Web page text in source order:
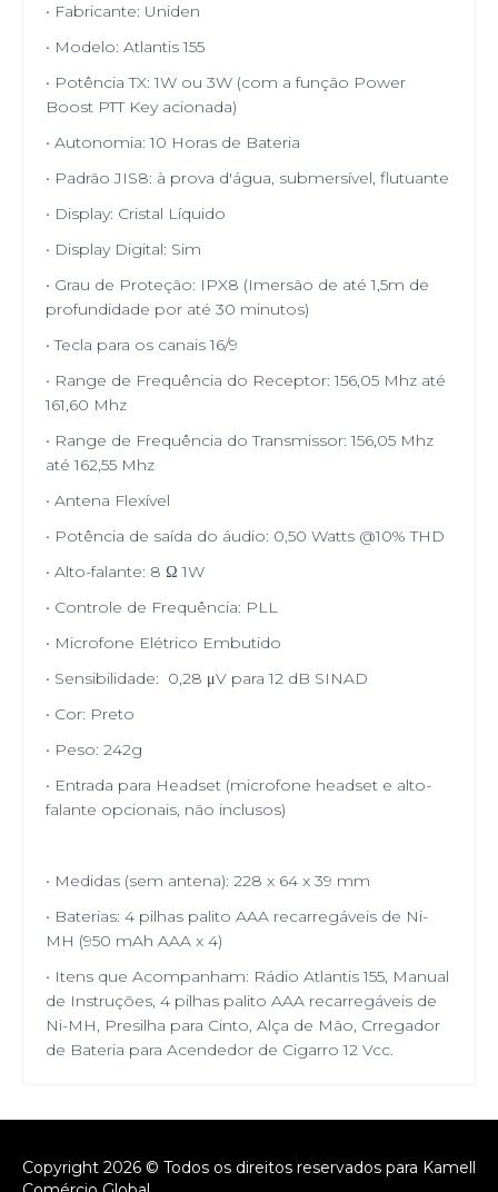
• Fabricante: Uniden
• Modelo: Atlantis 155
• Potência TX: 1W ou 3W (com a função Power
Boost PTT Key acionada)
• Autonomia: 10 Horas de Bateria
• Padrão JIS8: à prova d'água, submersível, flutuante
• Display: Cristal Líquido
• Display Digital: Sim
• Grau de Proteção: IPX8 (Imersão de até 1,5m de
profundidade por até 30 minutos)
• Tecla para os canais 16/9
• Range de Frequência do Receptor: 156,05 Mhz até
161,60 Mhz
• Range de Frequência do Transmissor: 156,05 Mhz
até 162,55 Mhz
• Antena Flexível
• Potência de saída do áudio: 0,50 Watts @10% THD
• Alto-falante: 8 Ω 1W
• Controle de Frequência: PLL
• Microfone Elétrico Embutido
• Sensibilidade: 0,28 μV para 12 dB SINAD
• Cor: Preto
• Peso: 242g
• Entrada para Headset (microfone headset e alto-
falante opcionais, não inclusos)
• Medidas (sem antena): 228 x 64 x 39 mm
• Baterias: 4 pilhas palito AAA recarregáveis de Ni-
MH (950 mAh AAA x 4)
• Itens que Acompanham: Rádio Atlantis 155, Manual
de Instruções, 4 pilhas palito AAA recarregáveis de
Ni-MH, Presilha para Cinto, Alça de Mão, Crregador
de Bateria para Acendedor de Cigarro 12 Vcc.
Copyright 2026 © Todos os direitos reservados para Kamell